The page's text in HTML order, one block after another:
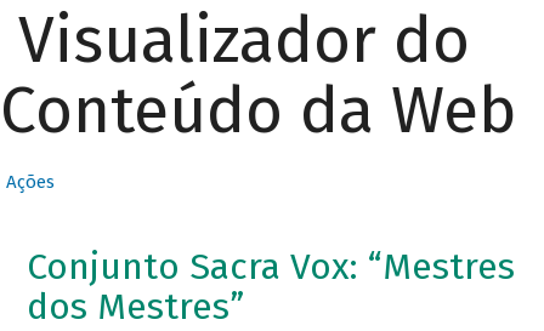
Visualizador do
Conteúdo da Web
Ações
Conjunto Sacra Vox: “Mestres
dos Mestres”